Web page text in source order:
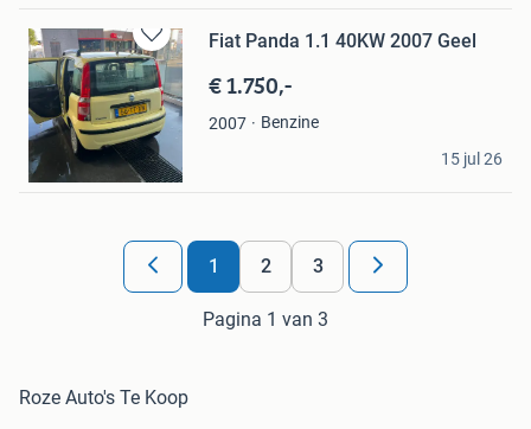
Bewaren
in
Mijn
Favorieten
Fiat Panda 1.1 40KW 2007 Geel
€ 1.750,-
2007
Benzine
van Boeren
Rotterdam
15 jul 26
1 2 3
Pagina 1 van 3
Roze Auto's Te Koop